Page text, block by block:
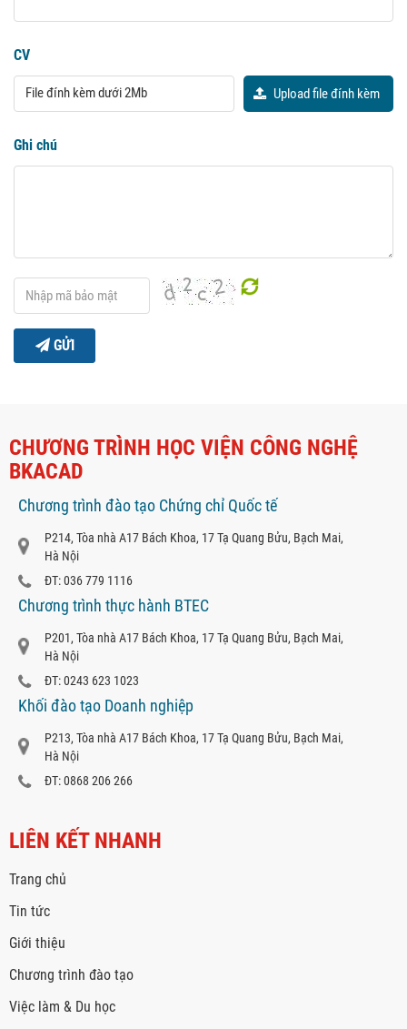
CV
File đính kèm dưới 2Mb Upload file đính kèm
Ghi chú
GỬI
CHƯƠNG TRÌNH HỌC VIỆN CÔNG NGHỆ
BKACAD
Chương trình đào tạo Chứng chỉ Quốc tế
P214, Tòa nhà A17 Bách Khoa, 17 Tạ Quang Bửu, Bạch Mai,
Hà Nội
ĐT: 036 779 1116
Chương trình thực hành BTEC
P201, Tòa nhà A17 Bách Khoa, 17 Tạ Quang Bửu, Bạch Mai,
Hà Nội
ĐT: 0243 623 1023
Khối đào tạo Doanh nghiệp
P213, Tòa nhà A17 Bách Khoa, 17 Tạ Quang Bửu, Bạch Mai,
Hà Nội
ĐT: 0868 206 266
LIÊN KẾT NHANH
Trang chủ
Tin tức
Giới thiệu
Chương trình đào tạo
Việc làm & Du học